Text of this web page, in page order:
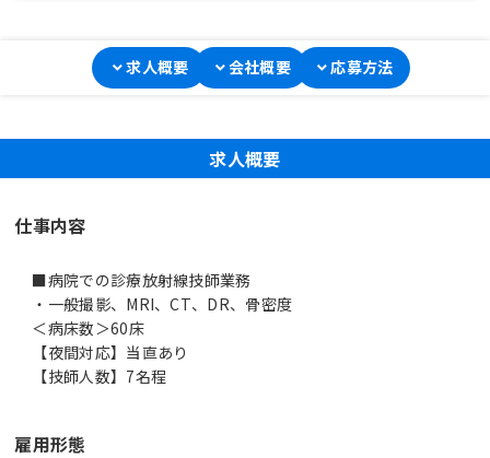
求人概要 会社概要 応募方法
求人概要
仕事内容
■病院での診療放射線技師業務
・一般撮影、MRI、CT、DR、骨密度
＜病床数＞60床
【夜間対応】当直あり
【技師人数】7名程
雇用形態